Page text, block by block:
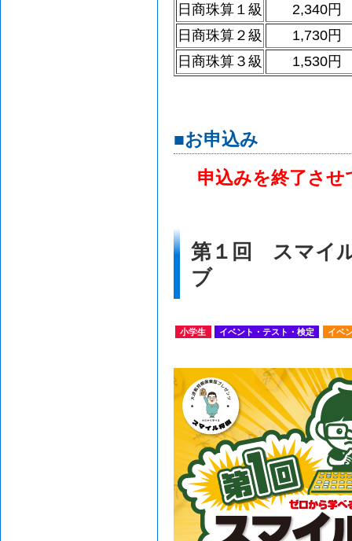
日商珠算１級
2,340円
日商珠算２級
1,730円
日商珠算３級
1,530円
■お申込み
申込みを終了さ
第１回 スマイ
ブ
小学生 イベント・テスト・検定 イベ